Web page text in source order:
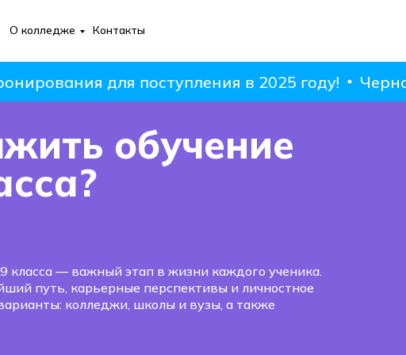
О колледже Контакты
для поступления в 2025 году! Черная
обучение
класса — важный этап в жизни каждого ученика.
путь, карьерные перспективы и личностное
колледжи, школы и вузы, а также